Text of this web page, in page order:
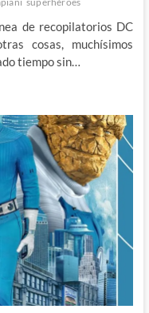
de recopilatorios DC
cosas, muchísimos
tiempo sin…